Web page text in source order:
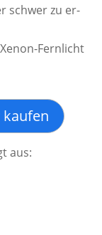
schwer zu er­
Fernlicht
kaufen
aus: